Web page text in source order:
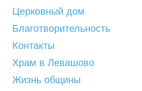
Церковный дом
Благотворительность
Контакты
Храм в Левашово
Жизнь общины